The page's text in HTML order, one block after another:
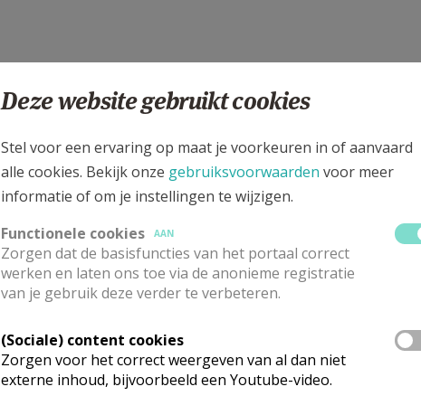
Deze website gebruikt cookies
Stel voor een ervaring op maat je voorkeuren in of aanvaard
alle cookies. Bekijk onze gebruiksvoorwaarden voor meer
informatie of om je instellingen te wijzigen.
Functionele cookies
AAN
Zorgen dat de basisfuncties van het portaal correct
werken en laten ons toe via de anonieme registratie
van je gebruik deze verder te verbeteren.
(Sociale) content cookies
Zorgen voor het correct weergeven van al dan niet
externe inhoud, bijvoorbeeld een Youtube-video.